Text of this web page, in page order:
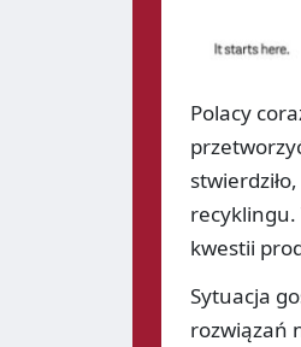
Polacy
recyklingu.
kwestii
Sytuacja
rozwiązań